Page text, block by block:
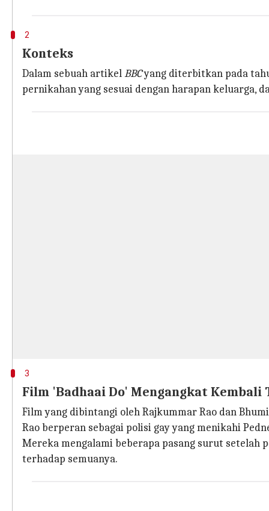
2
Konteks
Dalam sebuah artikelBBCyang diterbitkan pada
pernikahan yang sesuai dengan harapan keluarga,
3
Film 'Badhaai Do' Mengangkat Kembali
Film yang dibintangi oleh Rajkummar Rao dan
Rao berperan sebagai polisi gay yang menikahi
Mereka mengalami beberapa pasang surut setelah
terhadap semuanya.